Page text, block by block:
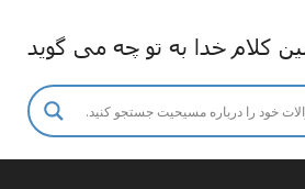
کلام خدا به تو چه می گوید